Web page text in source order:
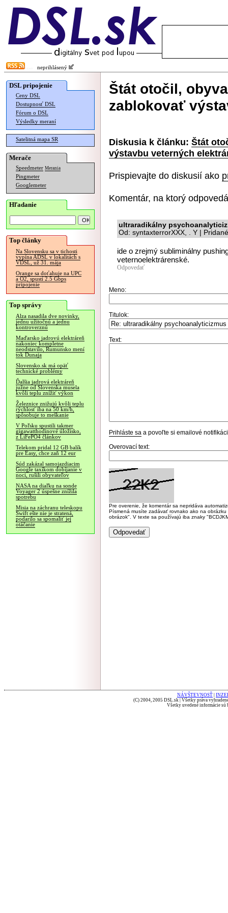
neprihlásený
DSL pripojenie
Ceny DSL
Dostupnosť DSL
Fórum o DSL
Výsledky meraní
Satelitná mapa SR
Merače
Speedmeter Merania
Pingmeter
Googlemeter
Hľadanie
Top články
Na Slovensku sa v tichosti
vypína ADSL v lokalitách s
VDSL, už 31. mája
Orange sa doťahuje na UPC
a O2, spustí 2.5 Gbps
pripojenie
Top správy
Alza nasadila dve novinky,
jednu užitočnú a jednu
kontroverznú
Maďarsko jadrovú elektráreň
nakoniec kompletne
neodstavilo, Rumunsko mení
tok Dunaja
Slovensko.sk má opäť
technické problémy
Ďalšia jadrová elektráreň
južne od Slovenska musela
kvôli teplu znížiť výkon
Železnice znižujú kvôli teplu
rýchlosť iba na 50 km/h,
spôsobuje to meškanie
V Poľsku spustili takmer
gigawatthodinové úložisko,
z LiFePO4 článkov
Telekom pridal 12 GB balík
pre Easy, chce zaň 12 eur
Súd zakázal samojazdiacim
Google taxíkom dobíjanie v
noci, rušili obyvateľov
NASA na diaľku na sonde
Voyager 2 úspešne znížila
spotrebu
Misia na záchranu teleskopu
Swift ešte nie je stratená,
podarilo sa spomaliť jej
otáčanie
Štát otočil,
zablokovať
Diskusia k článku: Štát
výstavbu veterných
Prispievajte do diskusií ako
Komentár, na ktorý
ultraradikálny
Od: syntaxterrorXXX, . Y |
ide o zrejmý subliminálny
veternoelektrárenské.
Odpovedať
Meno:
Titulok:
Text:
Prihláste sa a povoľte si emailové
Overovací text:
Pre overenie, že komentár sa nepridáva
Písmená musíte zadávať rovnako ako na
obrázok". V texte sa používajú iba znaky
NÁVŠTEVNOSŤ
(C) 2004, 2005 DSL.sk | Všetky práva
Všetky uvedené informácie sú